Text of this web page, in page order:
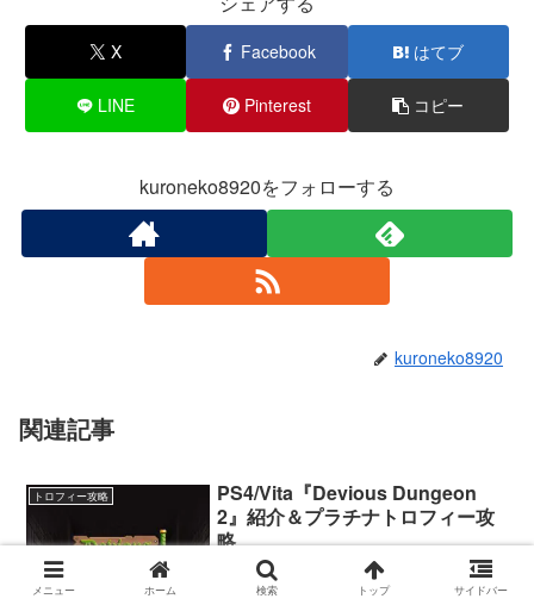
X Facebook はてブ
LINE Pinterest コピー
kuroneko8920をフォローする
kuroneko8920
関連記事
トロフィー攻略
PS4/Vita『Devious Dungeon
2』紹介＆プラチナトロフィー攻
略
たまに来る2Dアクションゲーやりたい衝
動に襲われて買っちゃいました
メニュー ホーム 検索 トップ サイドバー